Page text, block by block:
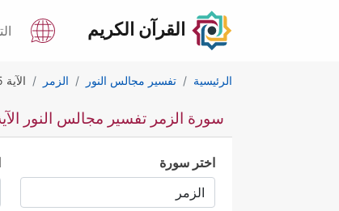
القرآن الكريم
الرئيسية تفسير مجالس النور الزمر الآية 55
سورة الزمر تفسير مجالس النور الآية
اختر سورة